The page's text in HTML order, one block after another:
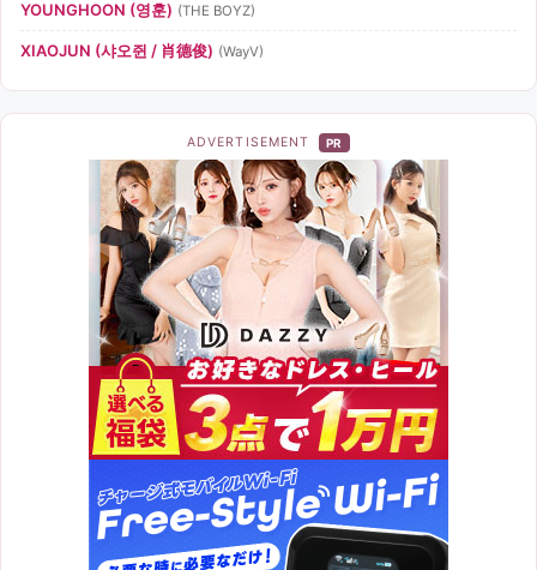
YOUNGHOON (영훈) (THE BOYZ)
XIAOJUN (샤오쥔 / 肖德俊) (WayV)
ADVERTISEMENT PR